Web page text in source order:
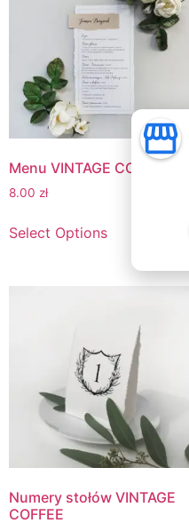
Menu VINTAGE COFFEE
8.00 zł
Select Options
Numery stołów VINTAGE
COFFEE